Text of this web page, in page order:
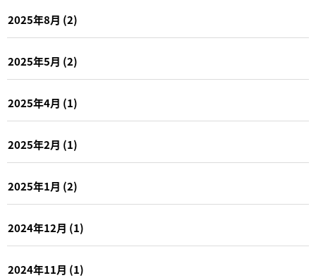
2025年8月 (2)
2025年5月 (2)
2025年4月 (1)
2025年2月 (1)
2025年1月 (2)
2024年12月 (1)
2024年11月 (1)